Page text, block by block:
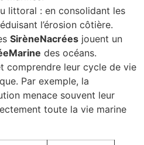
littoral : en consolidant les
l’érosion côtière.
SirèneNacrées jouent un
des océans.
comprendre leur cycle de vie
Par exemple, la
menace souvent leur
toute la vie marine